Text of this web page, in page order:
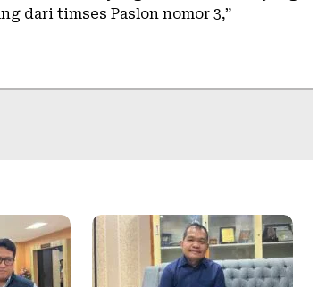
dari timses Paslon nomor 3,”